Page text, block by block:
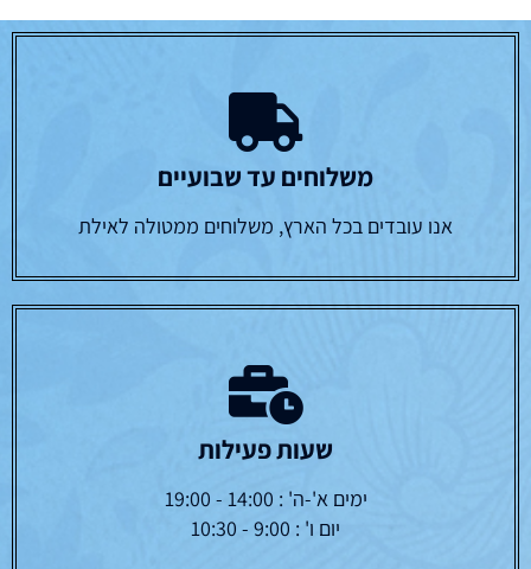
משלוחים עד שבועיים
אנו עובדים בכל הארץ, משלוחים ממטולה לאילת
שעות פעילות
ימים א'-ה' : 14:00 - 19:00
יום ו' : 9:00 - 10:30